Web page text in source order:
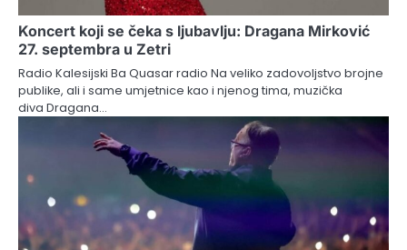
Koncert koji se čeka s ljubavlju: Dragana Mirković
27. septembra u Zetri
Radio Kalesijski Ba Quasar radio Na veliko zadovoljstvo brojne
publike, ali i same umjetnice kao i njenog tima, muzička
diva Dragana…